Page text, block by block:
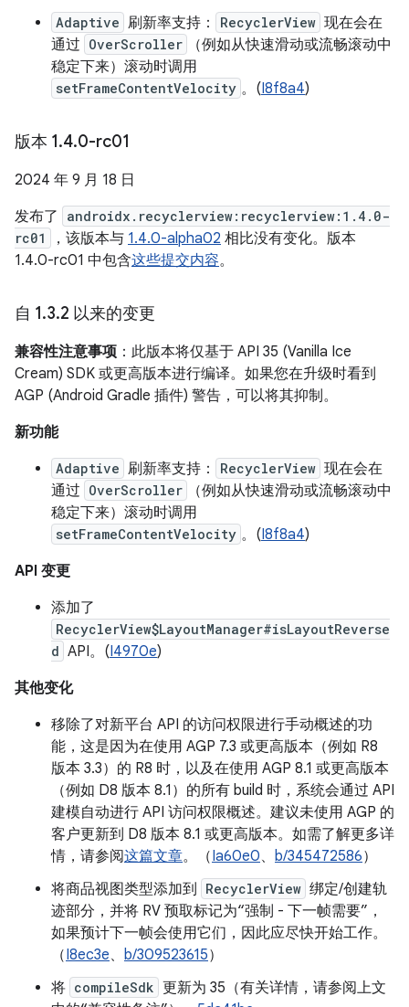
Adaptive 刷新率支持： RecyclerView 现在会在
通过 OverScroller
（例如从快速滑动或流畅滚动中
稳定下来）滚动时调用
setFrameContentVelocity 。(I8f8a4)
版本 1.4.0-rc01
2024 年 9 月 18 日
发布了
androidx.recyclerview:recyclerview:1.4.0-
rc01
，该版本与 1.4.0-alpha02 相比没有变化。版本
1.4.0-rc01 中包含这些提交内容。
自 1.3.2 以来的变更
兼容性注意事项 ：此版本将仅基于 API 35 (Vanilla Ice
Cream) SDK 或更高版本进行编译。如果您在升级时看到
AGP (Android Gradle 插件) 警告，可以将其抑制。
新功能
Adaptive 刷新率支持： RecyclerView 现在会在
通过 OverScroller
（例如从快速滑动或流畅滚动中
稳定下来）滚动时调用
setFrameContentVelocity 。(I8f8a4)
API 变更
添加了
RecyclerView$LayoutManager#isLayoutReverse
d API。(I4970e)
其他变化
移除了对新平台 API 的访问权限进行手动概述的功
能，这是因为在使用 AGP 7.3 或更高版本（例如 R8
版本 3.3）的 R8 时，以及在使用 AGP 8.1 或更高版本
（例如 D8 版本 8.1）的所有 build 时，系统会通过 API
建模自动进行 API 访问权限概述。建议未使用 AGP 的
客户更新到 D8 版本 8.1 或更高版本。如需了解更多详
情，请参阅这篇文章。（Ia60e0、 b/345472586）
将商品视图类型添加到
RecyclerView 绑定/创建轨
迹部分，并将 RV 预取标记为“强制 - 下一帧需要”，
如果预计下一帧会使用它们，因此应尽快开始工作。
（I8ec3e、 b/309523615）
将 compileSdk 更新为 35（有关详情，请参阅上文